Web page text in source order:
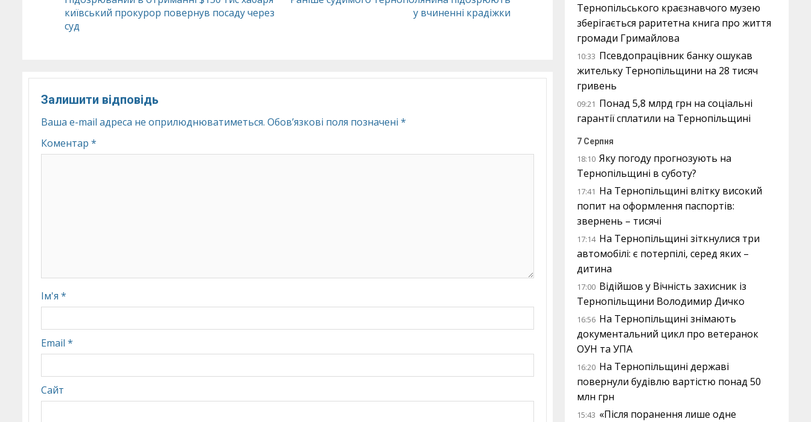
Reading
київський прокурор повернув посаду через
суд
у вчиненні крадіжки
Залишити відповідь
Ваша e-mail адреса не оприлюднюватиметься. Обов’язкові поля позначені *
Коментар *
Ім'я *
Email *
Сайт
Тернопільського краєзнавчого музею
зберігається раритетна книга про життя
громади Гримайлова
10:33 Псевдопрацівник банку ошукав
жительку Тернопільщини на 28 тисяч
гривень
09:21 Понад 5,8 млрд грн на соціальні
гарантії сплатили на Тернопільщині
7 Серпня
18:10 Яку погоду прогнозують на
Тернопільщині в суботу?
17:41 На Тернопільщині влітку високий
попит на оформлення паспортів:
звернень – тисячі
17:14 На Тернопільщині зіткнулися три
автомобілі: є потерпілі, серед яких –
дитина
17:00 Відійшов у Вічність захисник із
Тернопільщини Володимир Дичко
16:56 На Тернопільщині знімають
документальний цикл про ветеранок
ОУН та УПА
16:20 На Тернопільщині державі
повернули будівлю вартістю понад 50
млн грн
15:43 «Після поранення лише одне